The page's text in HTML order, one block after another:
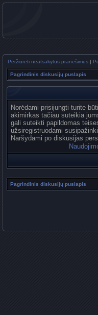
Peržiūrėti neatsakytus pranešimus |
Pagrindinis diskusijų puslapis
Norėdami prisijungti turite
akimirkas tačiau suteikia
gali suteikti papildomas
užsiregistruodami
Naršydami po diskusijas
Pagrindinis diskusijų puslapis